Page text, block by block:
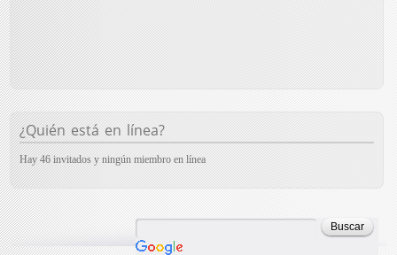
¿Quién está en línea?
Hay 46 invitados y ningún miembro en línea